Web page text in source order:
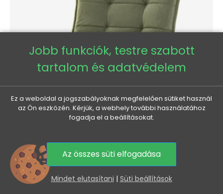
NIZAR forgószék - olíva / fekete
0
Jobb funkciók, testre szabott
tartalom és adatvédelem
Ez a weboldal a jogszabályoknak megfelelően sütiket használ
az Ön eszközén. Kérjük, a webhely további használatához
fogadja el a beállításokat.
Az összes süti elfogadása
Mindet elutasítani | Süti beállítások